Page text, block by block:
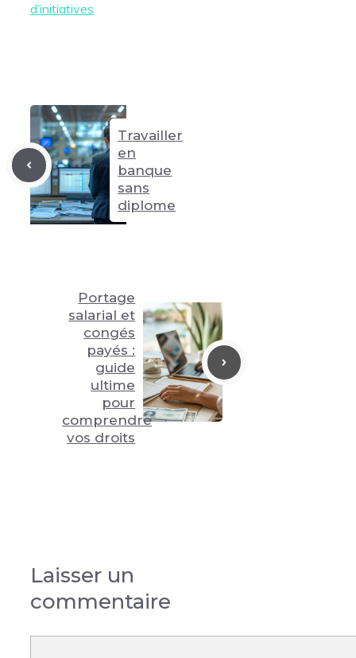
d’initiatives
Travailler
en
banque
sans
diplome
Portage
salarial et
congés
payés :
guide
ultime
pour
comprendre
vos droits
Laisser un
commentaire